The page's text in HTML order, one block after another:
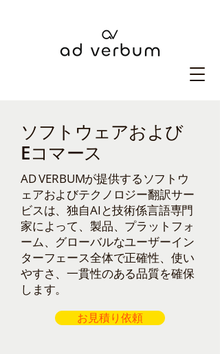
ソフトウェアおよび
Eコマース
​AD VERBUMが提供するソフトウ
ェアおよびテクノロジー翻訳サー
ビスは、独自AIと技術係言語専門
家によって、製品、プラットフォ
ーム、グローバルなユーザーイン
ターフェース全体で正確性、使い
やすさ、一貫性のある品質を確保
します。
お見積り依頼